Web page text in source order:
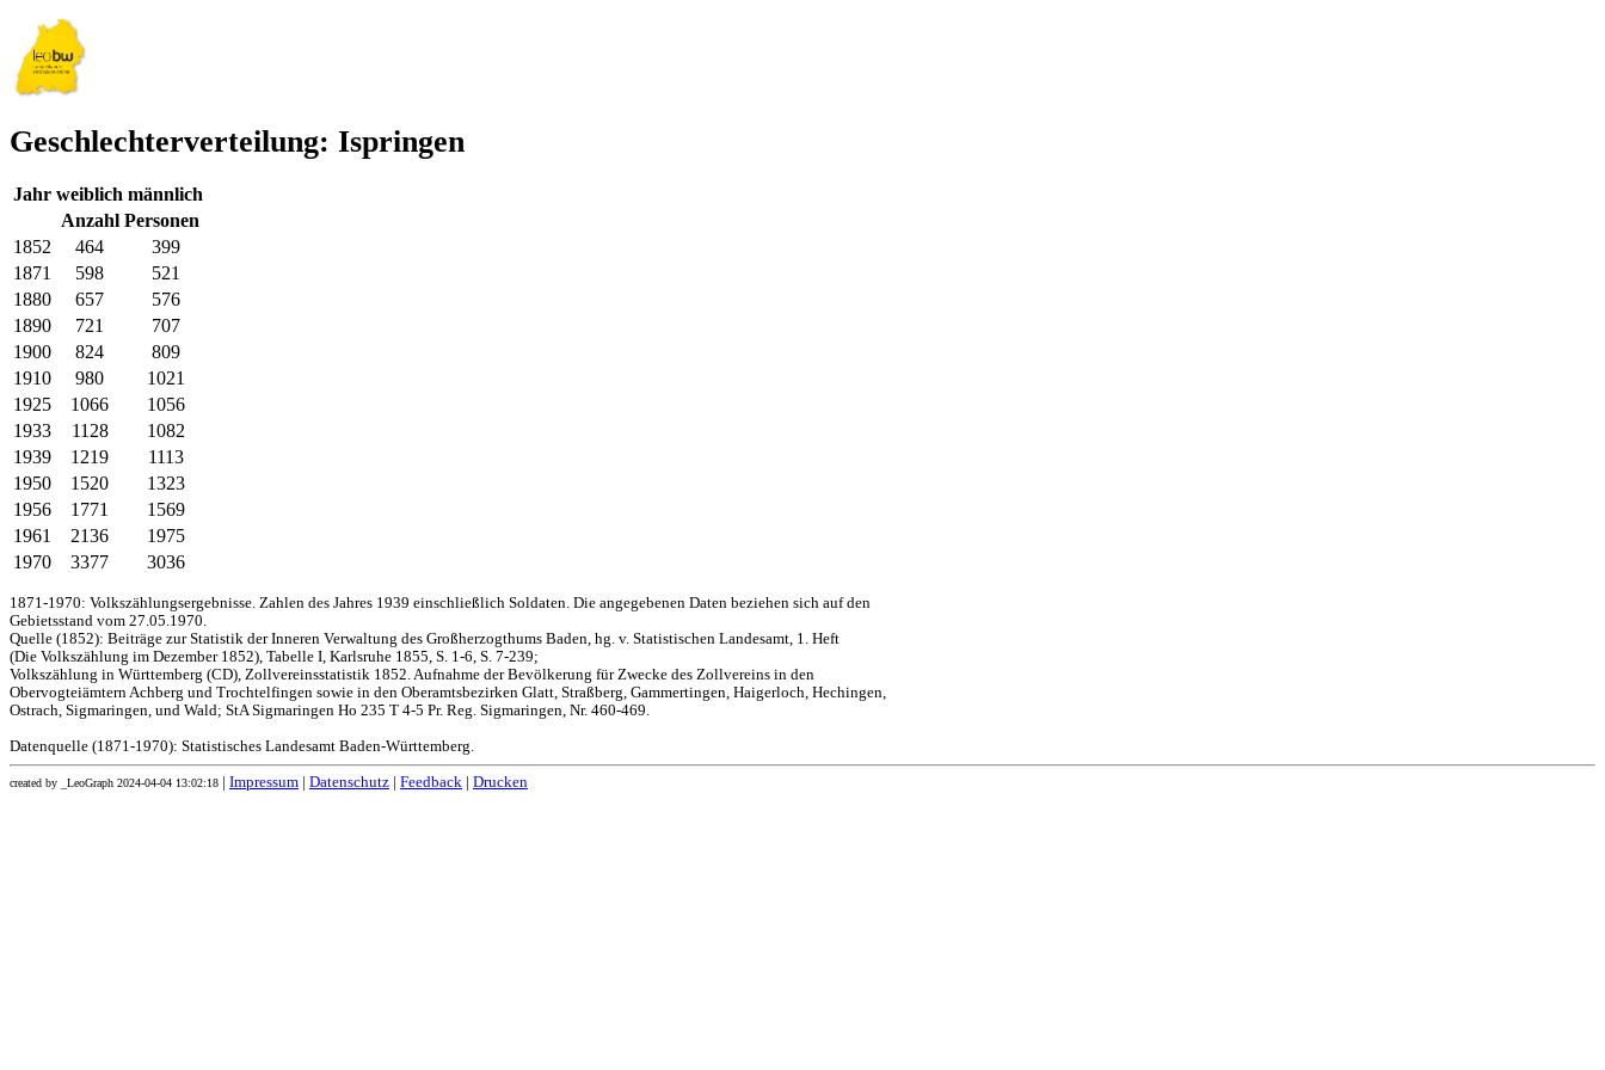
Geschlechterverteilung: Ispringen
Jahr weiblich männlich
Anzahl Personen
1852
464
399
1871
598
521
1880
657
576
1890
721
707
1900
824
809
1910
980
1021
1925
1066
1056
1933
1128
1082
1939
1219
1113
1950
1520
1323
1956
1771
1569
1961
2136
1975
1970
3377 3036
1871-1970: Volkszählungsergebnisse. Zahlen des Jahres 1939 einschließlich Soldaten. Die angegebenen Daten beziehen sich auf den
Gebietsstand vom 27.05.1970.
Quelle (1852): Beiträge zur Statistik der Inneren Verwaltung des Großherzogthums Baden, hg. v. Statistischen Landesamt, 1. Heft
(Die Volkszählung im Dezember 1852), Tabelle I, Karlsruhe 1855, S. 1-6, S. 7-239;
Volkszählung in Württemberg (CD), Zollvereinsstatistik 1852. Aufnahme der Bevölkerung für Zwecke des Zollvereins in den
Obervogteiämtern Achberg und Trochtelfingen sowie in den Oberamtsbezirken Glatt, Straßberg, Gammertingen, Haigerloch, Hechingen,
Ostrach, Sigmaringen, und Wald; StA Sigmaringen Ho 235 T 4-5 Pr. Reg. Sigmaringen, Nr. 460-469.
Datenquelle (1871-1970): Statistisches Landesamt Baden-Württemberg.
created by _LeoGraph 2024-04-04 13:02:18 Impressum Datenschutz Feedback Drucken